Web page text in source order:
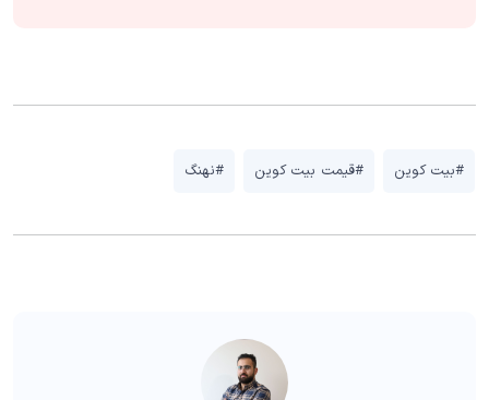
#بیت کوین #قیمت بیت کوین #نهنگ